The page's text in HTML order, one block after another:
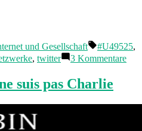
und Gesellschaft #U49525,
, twitter 3 Kommentarezu
suis pas Charlie